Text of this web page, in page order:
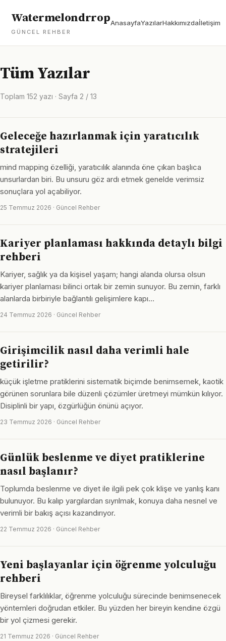
Watermelondrrop
GÜNCEL REHBER
AnasayfaYazılarHakkımızdaİletişim
Tüm Yazılar
Toplam 152 yazı · Sayfa 2 / 13
Geleceğe hazırlanmak için yaratıcılık
stratejileri
mind mapping özelliği, yaratıcılık alanında öne çıkan başlıca
unsurlardan biri. Bu unsuru göz ardı etmek genelde verimsiz
sonuçlara yol açabiliyor.
25 Temmuz 2026 · Güncel Rehber
Kariyer planlaması hakkında detaylı bilgi
rehberi
Kariyer, sağlık ya da kişisel yaşam; hangi alanda olursa olsun
kariyer planlaması bilinci ortak bir zemin sunuyor. Bu zemin, farklı
alanlarda birbiriyle bağlantılı gelişimlere kapı…
24 Temmuz 2026 · Güncel Rehber
Girişimcilik nasıl daha verimli hale
getirilir?
küçük işletme pratiklerini sistematik biçimde benimsemek, kaotik
görünen sorunlara bile düzenli çözümler üretmeyi mümkün kılıyor.
Disiplinli bir yapı, özgürlüğün önünü açıyor.
23 Temmuz 2026 · Güncel Rehber
Günlük beslenme ve diyet pratiklerine
nasıl başlanır?
Toplumda beslenme ve diyet ile ilgili pek çok klişe ve yanlış kanı
bulunuyor. Bu kalıp yargılardan sıyrılmak, konuya daha nesnel ve
verimli bir bakış açısı kazandırıyor.
22 Temmuz 2026 · Güncel Rehber
Yeni başlayanlar için öğrenme yolculuğu
rehberi
Bireysel farklılıklar, öğrenme yolculuğu sürecinde benimsenecek
yöntemleri doğrudan etkiler. Bu yüzden her bireyin kendine özgü
bir yol çizmesi gerekir.
21 Temmuz 2026 · Güncel Rehber